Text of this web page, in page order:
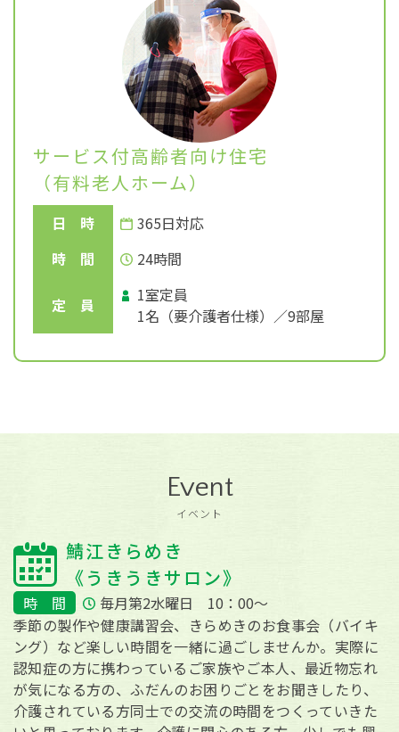
サービス付高齢者向け住宅
（有料老人ホーム）
日 時
365日対応
時 間
24時間
定 員
1室定員
1名（要介護者仕様）／9部屋
Event
イベント
鯖江きらめき
《うきうきサロン》
時 間
毎月第2水曜日 10：00～
季節の製作や健康講習会、きらめきのお食事会（バイキ
ング）など楽しい時間を一緒に過ごしませんか。実際に
認知症の方に携わっているご家族やご本人、最近物忘れ
が気になる方の、ふだんのお困りごとをお聞きしたり、
介護されている方同士での交流の時間をつくっていきた